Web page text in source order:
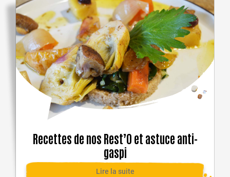
Recettes de nos Rest’O et astuce anti-
gaspi
Lire la suite